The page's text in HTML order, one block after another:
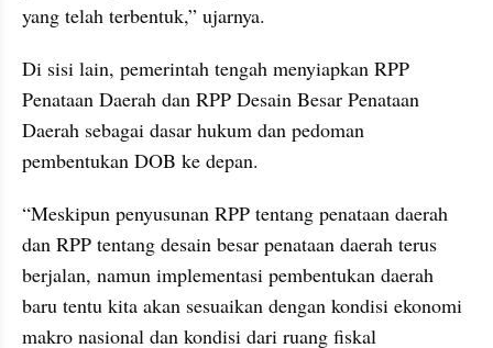
yang telah terbentuk,” ujarnya.
Di sisi lain, pemerintah tengah menyiapkan RPP
Penataan Daerah dan RPP Desain Besar Penataan
Daerah sebagai dasar hukum dan pedoman
pembentukan DOB ke depan.
“Meskipun penyusunan RPP tentang penataan daerah
dan RPP tentang desain besar penataan daerah terus
berjalan, namun implementasi pembentukan daerah
baru tentu kita akan sesuaikan dengan kondisi ekonomi
makro nasional dan kondisi dari ruang fiskal